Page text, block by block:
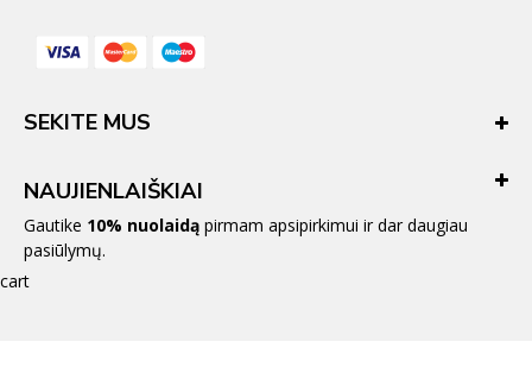
SEKITE MUS
NAUJIENLAIŠKIAI
Gautike 10% nuolaidą pirmam apsipirkimui ir dar daugiau
pasiūlymų.
cart